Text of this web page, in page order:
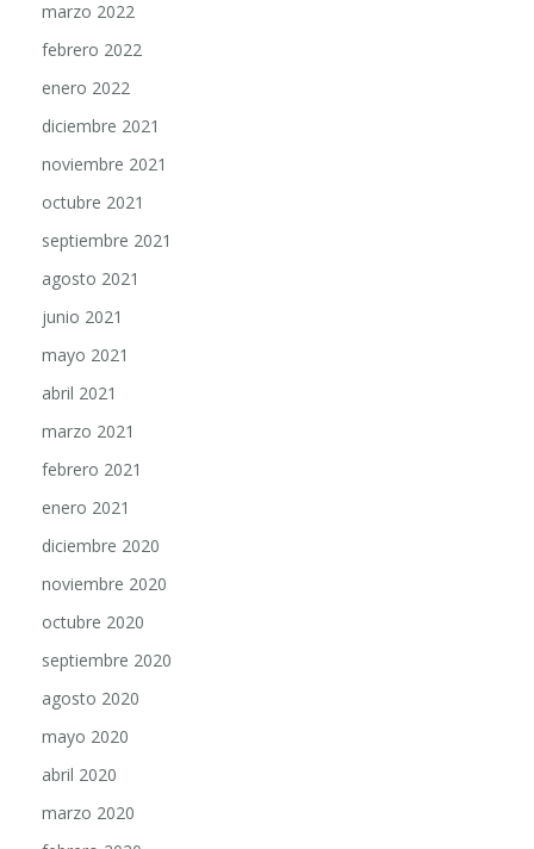
febrero 2022
enero 2022
diciembre 2021
noviembre 2021
octubre 2021
septiembre 2021
agosto 2021
junio 2021
mayo 2021
abril 2021
marzo 2021
febrero 2021
enero 2021
diciembre 2020
noviembre 2020
octubre 2020
septiembre 2020
agosto 2020
mayo 2020
abril 2020
marzo 2020
febrero 2020